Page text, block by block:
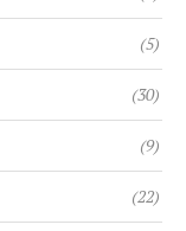
(5)
(30)
(9)
(22)